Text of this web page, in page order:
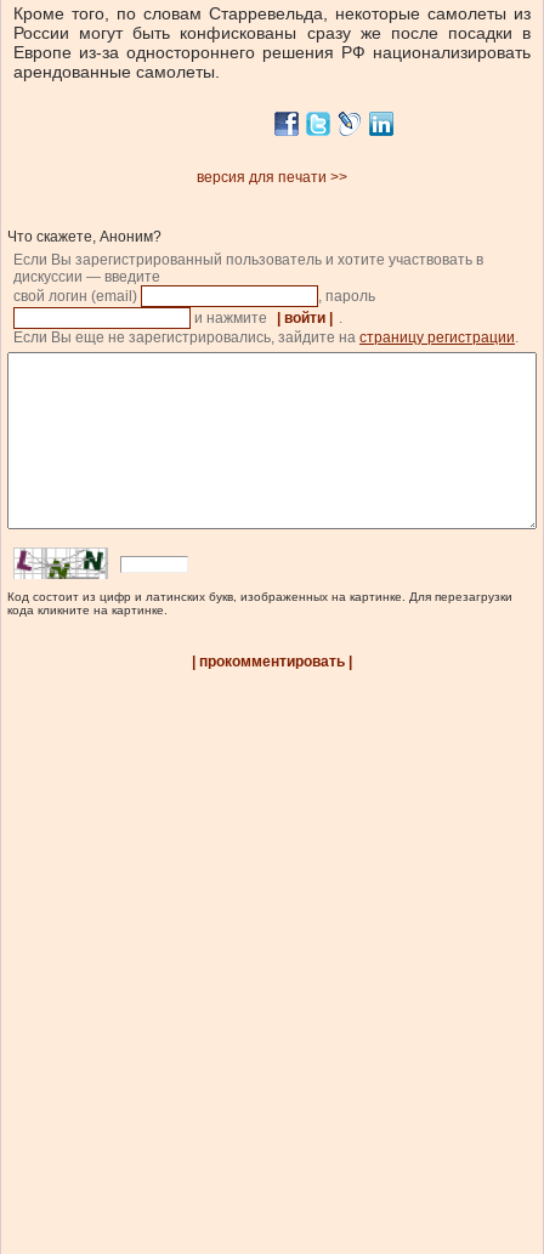
Кроме того, по словам Старревельда, некоторые самолеты из
России могут быть конфискованы сразу же после посадки в
Европе из-за одностороннего решения РФ национализировать
арендованные самолеты.
версия для печати >>
Что скажете, Аноним?
Если Вы зарегистрированный пользователь и хотите участвовать в
дискуссии — введите
свой логин (email)
, пароль
и нажмите
| войти |
.
Если Вы еще не зарегистрировались, зайдите на страницу регистрации.
Код состоит из цифр и латинских букв, изображенных на картинке. Для перезагрузки
кода кликните на картинке.
| прокомментировать |